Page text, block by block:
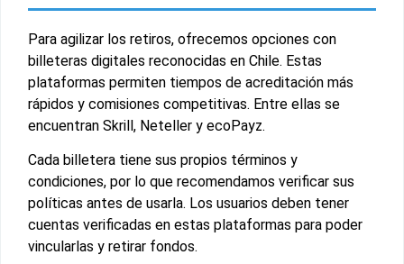
Para agilizar los retiros, ofrecemos opciones con
billeteras digitales reconocidas en Chile. Estas
plataformas permiten tiempos de acreditación más
rápidos y comisiones competitivas. Entre ellas se
encuentran Skrill, Neteller y ecoPayz.
Cada billetera tiene sus propios términos y
condiciones, por lo que recomendamos verificar sus
políticas antes de usarla. Los usuarios deben tener
cuentas verificadas en estas plataformas para poder
vincularlas y retirar fondos.